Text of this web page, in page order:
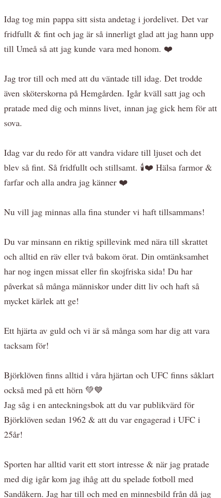
Idag tog min pappa sitt sista andetag i jordelivet. Det var
fridfullt & fint och jag är så innerligt glad att jag hann upp
till Umeå så att jag kunde vara med honom. ❤️
Jag tror till och med att du väntade till idag. Det trodde
även sköterskorna på Hemgården. Igår kväll satt jag och
pratade med dig och minns livet, innan jag gick hem för att
sova.
Idag var du redo för att vandra vidare till ljuset och det
blev så fint. Så fridfullt och stillsamt. 🕯️❤️ Hälsa farmor &
farfar och alla andra jag känner ❤️
Nu vill jag minnas alla fina stunder vi haft tillsammans!
Du var minsann en riktig spillevink med nära till skrattet
och alltid en räv eller två bakom örat. Din omtänksamhet
har nog ingen missat eller fin skojfriska sida! Du har
påverkat så många människor under ditt liv och haft så
mycket kärlek att ge!
Ett hjärta av guld och vi är så många som har dig att vara
tacksam för!
Björklöven finns alltid i våra hjärtan och UFC finns såklart
också med på ett hörn 💚💙
Jag såg i en anteckningsbok att du var publikvärd för
Björklöven sedan 1962 & att du var engagerad i UFC i
25år!
Sporten har alltid varit ett stort intresse & när jag pratade
med dig igår kom jag ihåg att du spelade fotboll med
Sandåkern. Jag har till och med en minnesbild från då jag